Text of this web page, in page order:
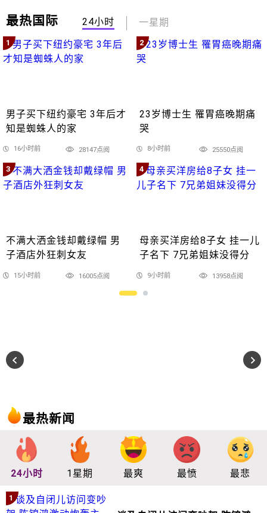
最热国际 24小时 一星期
1
男子买下纽约豪宅 3年后才
知是蜘蛛人的家
16小时前 28147点阅
2
23岁博士生 罹胃癌晚期痛
哭
8小时前 25550点阅
3
不满大洒金钱却戴绿帽 男
子酒店外狂刺女友
15小时前 16005点阅
4
母亲买洋房给8子女 挂一儿
子名下 7兄弟姐妹没得分
9小时前 13958点阅
最热新闻
24小时 1星期 最爽 最愤 最悲
1